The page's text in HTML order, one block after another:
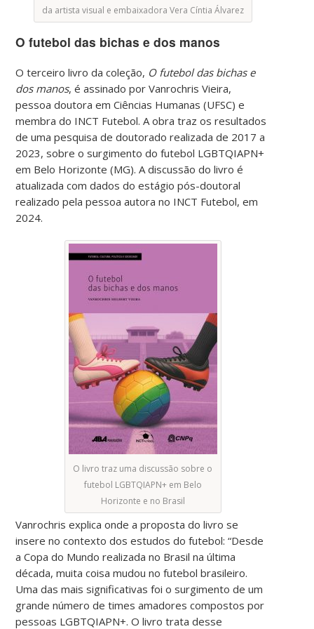
da artista visual e embaixadora Vera Cíntia Álvarez
O futebol das bichas e dos manos
O terceiro livro da coleção, O futebol das bichas e
dos manos, é assinado por Vanrochris Vieira,
pessoa doutora em Ciências Humanas (UFSC) e
membra do INCT Futebol. A obra traz os resultados
de uma pesquisa de doutorado realizada de 2017 a
2023, sobre o surgimento do futebol LGBTQIAPN+
em Belo Horizonte (MG). A discussão do livro é
atualizada com dados do estágio pós-doutoral
realizado pela pessoa autora no INCT Futebol, em
2024.
O livro traz uma discussão sobre o
futebol LGBTQIAPN+ em Belo
Horizonte e no Brasil
Vanrochris explica onde a proposta do livro se
insere no contexto dos estudos do futebol: “Desde
a Copa do Mundo realizada no Brasil na última
década, muita coisa mudou no futebol brasileiro.
Uma das mais significativas foi o surgimento de um
grande número de times amadores compostos por
pessoas LGBTQIAPN+. O livro trata desse